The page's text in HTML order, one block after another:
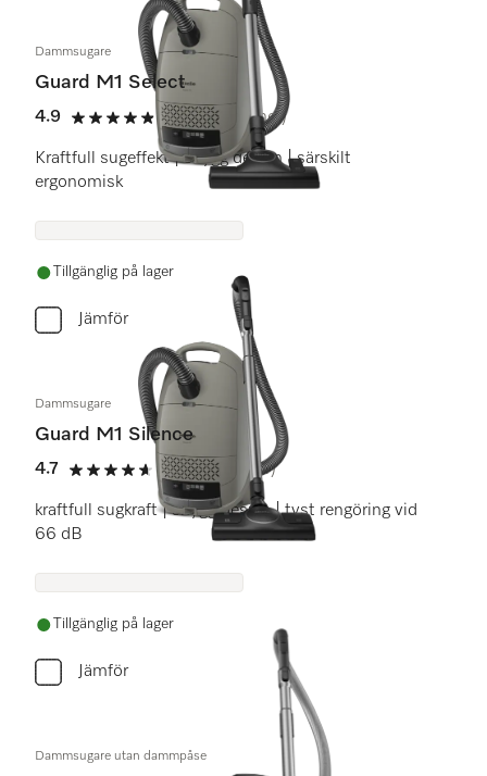
Dammsugare
Guard M1 Select
4.9
4.9 stars out of 5
(12 recensioner)
Kraftfull sugeffekt | snygg design | särskilt
ergonomisk
Tillgänglig på lager
Jämför
Dammsugare
Guard M1 Silence
4.7
4.7 stars out of 5
(7 recensioner)
kraftfull sugkraft | snygg design | tyst rengöring vid
66 dB
Tillgänglig på lager
Jämför
Dammsugare utan dammpåse